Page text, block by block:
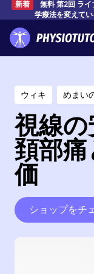
新着
無料 第2回 ラ
学療法を変えて
ウィキ めまい
視線
頚部
価
ショップをチ